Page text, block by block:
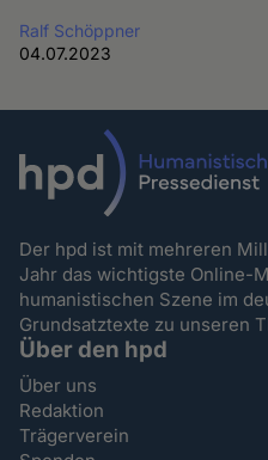
Ralf Schöppner
04.07.2023
Der hpd ist mit mehreren
Jahr das wichtigste Online-
humanistischen Szene im
Grundsatztexte zu unseren
Über den hpd
Über uns
Redaktion
Trägerverein